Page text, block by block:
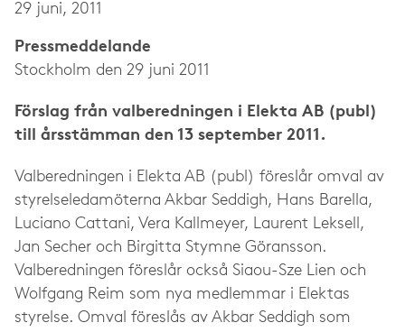
29 juni, 2011
Press­meddelande
Stockholm den 29 juni 2011
Förslag från valberedningen i Elekta AB (publ)
till årsstämman den 13 september 2011.
Valberedningen i Elekta AB (publ) föreslår omval av
styrelseledamöterna Akbar Seddigh, Hans Barella,
Luciano Cattani, Vera Kallmeyer, Laurent Leksell,
Jan Secher och Birgitta Stymne Göransson.
Valberedningen föreslår också Siaou-Sze Lien och
Wolfgang Reim som nya medlemmar i Elektas
styrelse. Omval föreslås av Akbar Seddigh som